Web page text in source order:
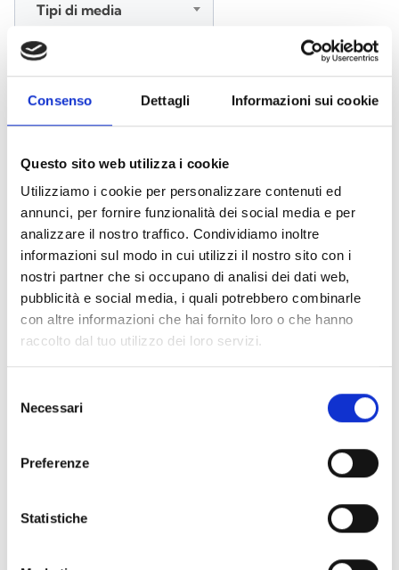
Consenso Dettagli Informazioni sui cookie
Questo sito web utilizza i cookie
Utilizziamo i cookie per personalizzare contenuti ed
annunci, per fornire funzionalità dei social media e per
analizzare il nostro traffico. Condividiamo inoltre
informazioni sul modo in cui utilizzi il nostro sito con i
nostri partner che si occupano di analisi dei dati web,
pubblicità e social media, i quali potrebbero combinarle
con altre informazioni che hai fornito loro o che hanno
raccolto dal tuo utilizzo dei loro servizi.
delNecessari
Preferenze
Statistiche
Accessori Basi EB00 - Materiali(47)
Accessori per test dei rivelatori - Materiali
Accessori rivelatori Enea
Accessori Senseware
Accessori Serie Industrial
Air2-Aria/W
Documenti
Seleziona tutti
Accedi, prima di scaricare i contenuti con icona
lock
Tipi di media
Tutte le lingue
CERCA